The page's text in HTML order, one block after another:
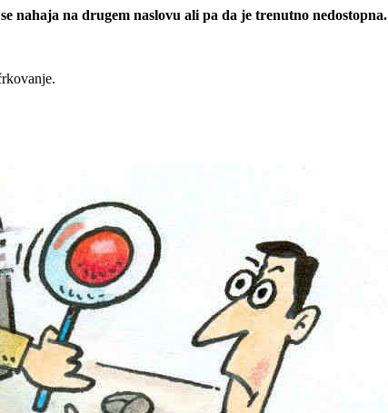
nahaja na drugem naslovu ali pa da je trenutno nedostopna.